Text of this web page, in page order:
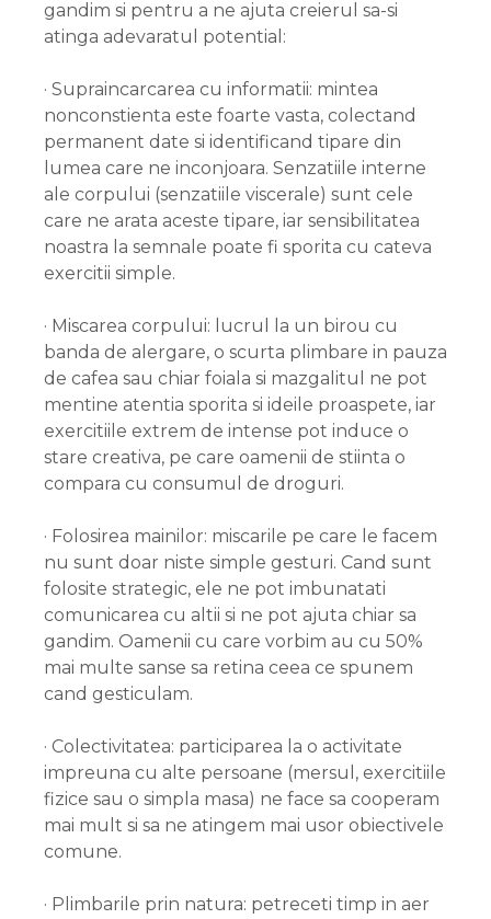
gandim si pentru a ne ajuta creierul sa-si
atinga adevaratul potential:
· Supraincarcarea cu informatii: mintea
nonconstienta este foarte vasta, colectand
permanent date si identificand tipare din
lumea care ne inconjoara. Senzatiile interne
ale corpului (senzatiile viscerale) sunt cele
care ne arata aceste tipare, iar sensibilitatea
noastra la semnale poate fi sporita cu cateva
exercitii simple.
· Miscarea corpului: lucrul la un birou cu
banda de alergare, o scurta plimbare in pauza
de cafea sau chiar foiala si mazgalitul ne pot
mentine atentia sporita si ideile proaspete, iar
exercitiile extrem de intense pot induce o
stare creativa, pe care oamenii de stiinta o
compara cu consumul de droguri.
· Folosirea mainilor: miscarile pe care le facem
nu sunt doar niste simple gesturi. Cand sunt
folosite strategic, ele ne pot imbunatati
comunicarea cu altii si ne pot ajuta chiar sa
gandim. Oamenii cu care vorbim au cu 50%
mai multe sanse sa retina ceea ce spunem
cand gesticulam.
· Colectivitatea: participarea la o activitate
impreuna cu alte persoane (mersul, exercitiile
fizice sau o simpla masa) ne face sa cooperam
mai mult si sa ne atingem mai usor obiectivele
comune.
· Plimbarile prin natura: petreceti timp in aer